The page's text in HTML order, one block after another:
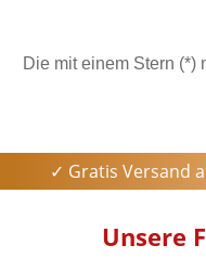
Die mit einem Stern (*)
✓ Gratis Versand
Unsere